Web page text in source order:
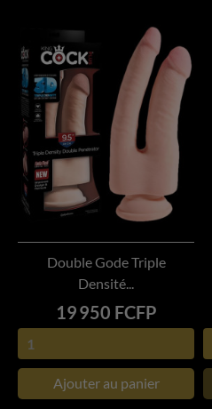
Double Gode Triple
Densité...
Prix
19 950 FCFP
Ajouter au panier